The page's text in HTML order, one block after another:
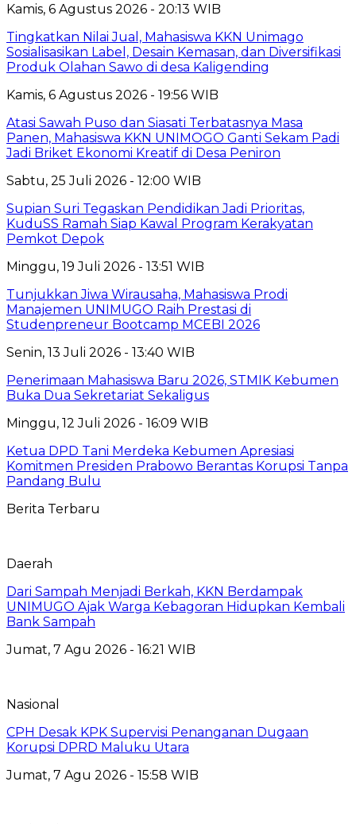
Kamis, 6 Agustus 2026 - 20:13 WIB
Tingkatkan Nilai Jual, Mahasiswa KKN Unimago
Sosialisasikan Label, Desain Kemasan, dan Diversifikasi
Produk Olahan Sawo di desa Kaligending
Kamis, 6 Agustus 2026 - 19:56 WIB
Atasi Sawah Puso dan Siasati Terbatasnya Masa
Panen, Mahasiswa KKN UNIMOGO Ganti Sekam Padi
Jadi Briket Ekonomi Kreatif di Desa Peniron
Sabtu, 25 Juli 2026 - 12:00 WIB
Supian Suri Tegaskan Pendidikan Jadi Prioritas,
KuduSS Ramah Siap Kawal Program Kerakyatan
Pemkot Depok
Minggu, 19 Juli 2026 - 13:51 WIB
Tunjukkan Jiwa Wirausaha, Mahasiswa Prodi
Manajemen UNIMUGO Raih Prestasi di
Studenpreneur Bootcamp MCEBI 2026
Senin, 13 Juli 2026 - 13:40 WIB
Penerimaan Mahasiswa Baru 2026, STMIK Kebumen
Buka Dua Sekretariat Sekaligus
Minggu, 12 Juli 2026 - 16:09 WIB
Ketua DPD Tani Merdeka Kebumen Apresiasi
Komitmen Presiden Prabowo Berantas Korupsi Tanpa
Pandang Bulu
Berita Terbaru
Daerah
Dari Sampah Menjadi Berkah, KKN Berdampak
UNIMUGO Ajak Warga Kebagoran Hidupkan Kembali
Bank Sampah
Jumat, 7 Agu 2026 - 16:21 WIB
Nasional
CPH Desak KPK Supervisi Penanganan Dugaan
Korupsi DPRD Maluku Utara
Jumat, 7 Agu 2026 - 15:58 WIB